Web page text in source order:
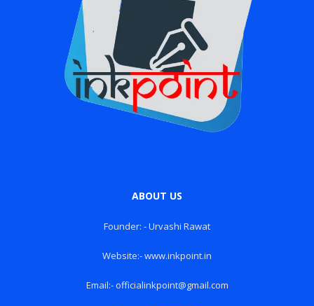
ABOUT US
Founder: - Urvashi Rawat
Website:- www.inkpoint.in
Email:- officialinkpoint@gmail.com